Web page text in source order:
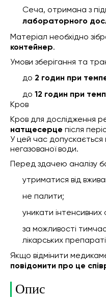
Сеча, отримана з
лабораторного
Матеріал необхідно
контейнер.
Умови зберігання та
до 2 годин при
до 12 годин при
Кров
Кров для дослідження
натщесерце після
У цей час допускається
негазованої води.
Перед здачею аналізу
утриматися від
не палити;
уникати інтенсивних
за можливості
лікарських
Якщо відмінити
повідомити про це
Опис